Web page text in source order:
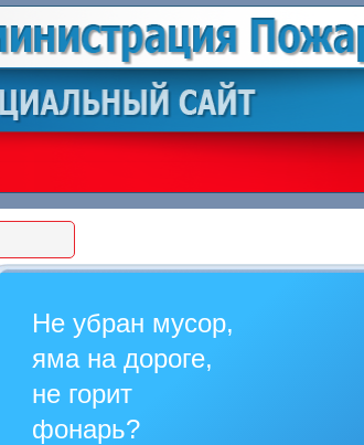
Не убран мусор,
яма на дороге,
не горит
фонарь?